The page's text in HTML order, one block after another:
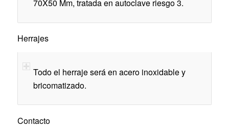
70X50 Mm, tratada en autoclave riesgo 3.
Herrajes
Todo el herraje será en acero inoxidable y
bricomatizado.
Contacto